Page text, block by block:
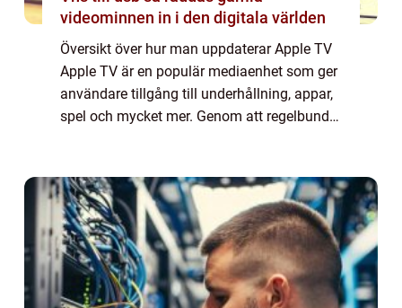
videominnen in i den digitala världen
Översikt över hur man uppdaterar Apple TV
Apple TV är en populär mediaenhet som ger
användare tillgång till underhållning, appar,
spel och mycket mer. Genom att regelbundet